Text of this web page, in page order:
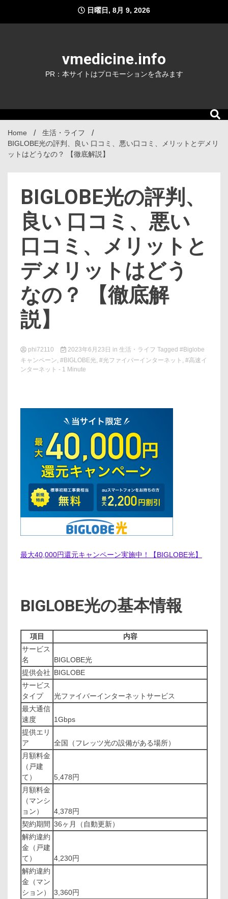
content
日曜日, 8月 9, 2026
vmedicine.info
PR：本サイトはプロモーションを含みます
Home
生活・ライフ
BIGLOBE光の評判、良い 口コミ、悪い口コミ、メリットとデメリ
ットはどうなの？ 【徹底解説】
BIGLOBE光の評判、
良い 口コミ、悪い
口コミ、メリットと
デメリットはどう
なの？ 【徹底解
説】
phi72110 2023年6月23日 in 生活・ライフ Tagged #Biglobe
キャンペーン, #BIGLOBE光, #光ファイバーインターネット , #高速イ
ンターネット - 1 Minute
最大40,000円還元キャンペーン実施中！【BIGLOBE光】
BIGLOBE光の基本情報
項目
内容
サービス
名
BIGLOBE光
提供会社 BIGLOBE
サービス
タイプ
光ファイバーインターネットサービス
最大通信
速度
1Gbps
提供エリ
ア
全国（フレッツ光の設備がある場所）
月額料金
（戸建
て）
5,478円
月額料金
（マンシ
ョン）
4,378円
契約期間 36ヶ月（自動更新）
解約違約
金（戸建
て）
4,230円
解約違約
金（マン
ション）
3,360円